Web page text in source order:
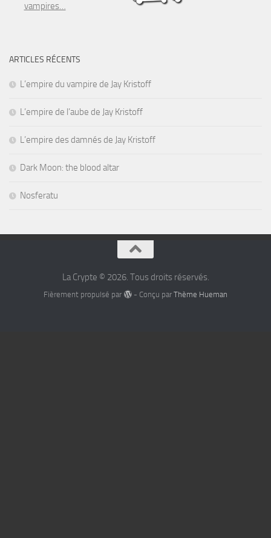
vampires…
ARTICLES RÉCENTS
L’empire du vampire de Jay Kristoff
L’empire de l’aube de Jay Kristoff
L’empire des damnés de Jay Kristoff
Dark Moon: the blood altar
Nosferatu
La Crypte © 2026. Tous droits réservés.
Fièrement propulsé par - Conçu par Thème Hueman